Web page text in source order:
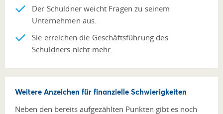
Der Schuldner weicht Fragen zu seinem
Unternehmen aus.
Sie erreichen die Geschäftsführung des
Schuldners nicht mehr.
Weitere Anzeichen für finanzielle Schwierigkeiten
Neben den bereits aufgezählten Punkten gibt es noch